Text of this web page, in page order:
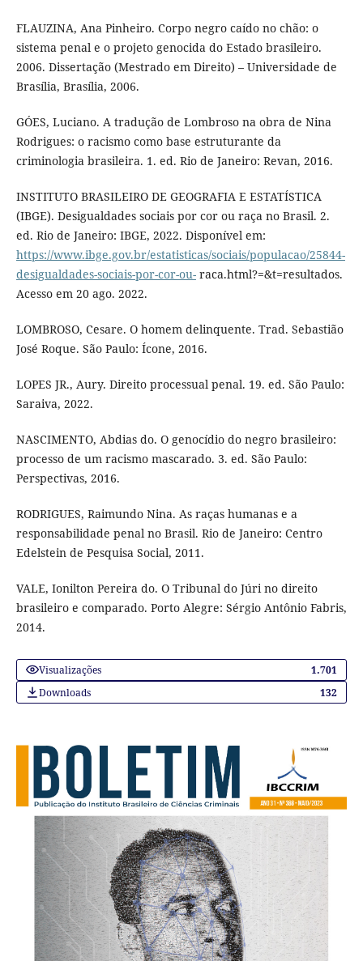
FLAUZINA, Ana Pinheiro. Corpo negro caído no chão: o
sistema penal e o projeto genocida do Estado brasileiro.
2006. Dissertação (Mestrado em Direito) – Universidade de
Brasília, Brasília, 2006.
GÓES, Luciano. A tradução de Lombroso na obra de Nina
Rodrigues: o racismo como base estruturante da
criminologia brasileira. 1. ed. Rio de Janeiro: Revan, 2016.
INSTITUTO BRASILEIRO DE GEOGRAFIA E ESTATÍSTICA
(IBGE). Desigualdades sociais por cor ou raça no Brasil. 2.
ed. Rio de Janeiro: IBGE, 2022. Disponível em:
https://www.ibge.gov.br/estatisticas/sociais/populacao/25844-
desigualdades-sociais-por-cor-ou-raca.html?=&t=resultados.
Acesso em 20 ago. 2022.
LOMBROSO, Cesare. O homem delinquente. Trad. Sebastião
José Roque. São Paulo: Ícone, 2016.
LOPES JR., Aury. Direito processual penal. 19. ed. São Paulo:
Saraiva, 2022.
NASCIMENTO, Abdias do. O genocídio do negro brasileiro:
processo de um racismo mascarado. 3. ed. São Paulo:
Perspectivas, 2016.
RODRIGUES, Raimundo Nina. As raças humanas e a
responsabilidade penal no Brasil. Rio de Janeiro: Centro
Edelstein de Pesquisa Social, 2011.
VALE, Ionilton Pereira do. O Tribunal do Júri no direito
brasileiro e comparado. Porto Alegre: Sérgio Antônio Fabris,
2014.
Visualizações
1.701
Downloads
132